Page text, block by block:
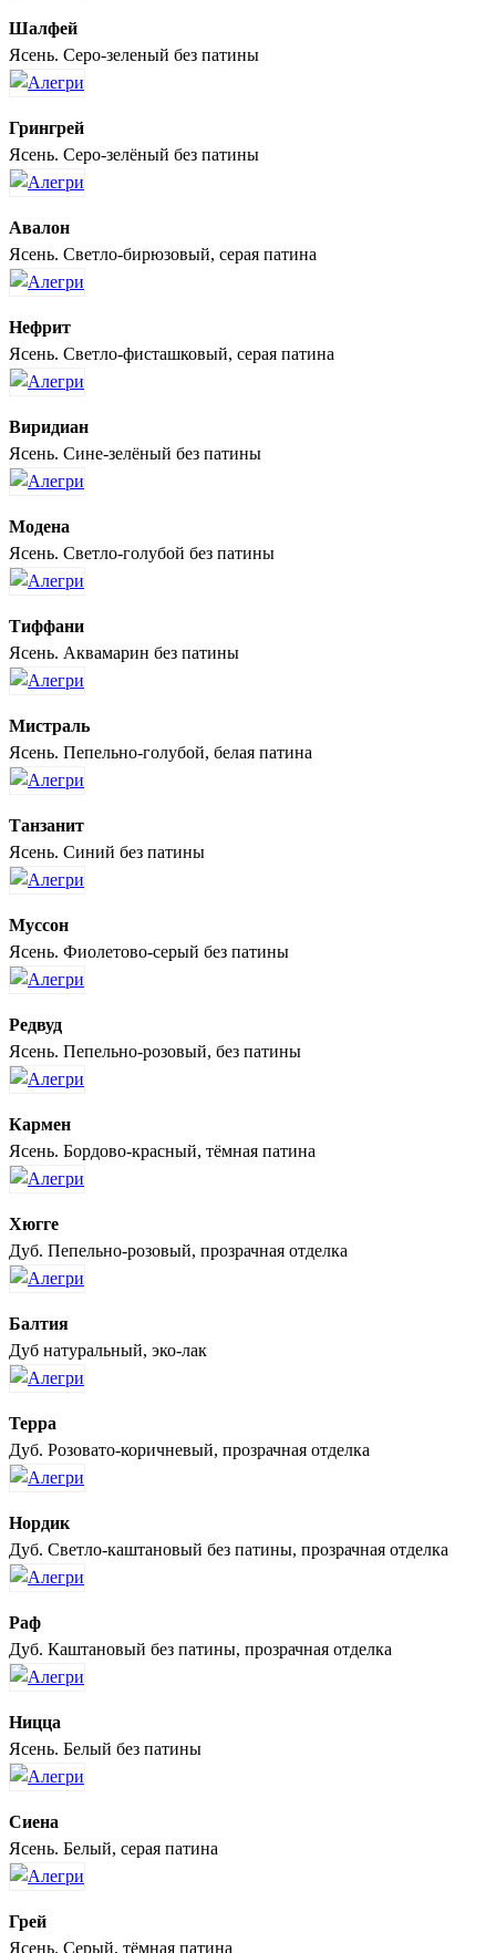
Шалфей
Ясень. Серо-зеленый без патины
Грингрей
Ясень. Серо-зелёный без патины
Авалон
Ясень. Светло-бирюзовый, серая патина
Нефрит
Ясень. Светло-фисташковый, серая патина
Виридиан
Ясень. Сине-зелёный без патины
Модена
Ясень. Светло-голубой без патины
Тиффани
Ясень. Аквамарин без патины
Мистраль
Ясень. Пепельно-голубой, белая патина
Танзанит
Ясень. Синий без патины
Муссон
Ясень. Фиолетово-серый без патины
Редвуд
Ясень. Пепельно-розовый, без патины
Кармен
Ясень. Бордово-красный, тёмная патина
Хюгге
Дуб. Пепельно-розовый, прозрачная отделка
Балтия
Дуб натуральный, эко-лак
Терра
Дуб. Розовато-коричневый, прозрачная отделка
Нордик
Дуб. Светло-каштановый без патины, прозрачная отделка
Раф
Дуб. Каштановый без патины, прозрачная отделка
Ницца
Ясень. Белый без патины
Сиена
Ясень. Белый, серая патина
Грей
Ясень. Серый, тёмная патина